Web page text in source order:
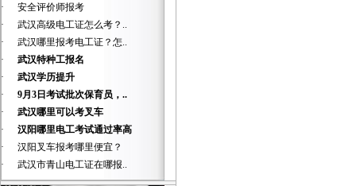
·
安全评价师报考
·
武汉高级电工证怎么考？..
·
武汉哪里报考电工证？怎..
·
武汉特种工报名
·
武汉学历提升
·
9月3日考试批次保育员，..
·
武汉哪里可以考叉车
·
汉阳哪里电工考试通过率高
·
汉阳叉车报考哪里便宜？
·
武汉市青山电工证在哪报..